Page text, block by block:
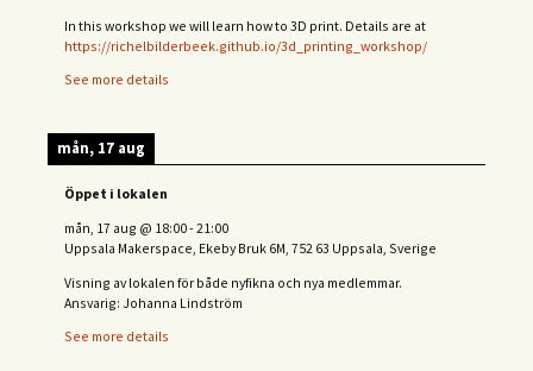
In this workshop we will learn how to 3D print. Details are at
https://richelbilderbeek.github.io/3d_printing_workshop/
See more details
mån, 17 aug
Öppet i lokalen
mån, 17 aug @ 18:00-21:00
Uppsala Makerspace, Ekeby Bruk 6M, 752 63 Uppsala, Sverige
Visning av lokalen för både nyfikna och nya medlemmar.
Ansvarig: Johanna Lindström
See more details